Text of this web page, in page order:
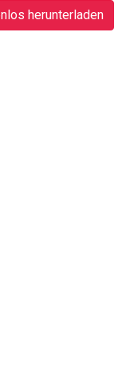
herunterladen